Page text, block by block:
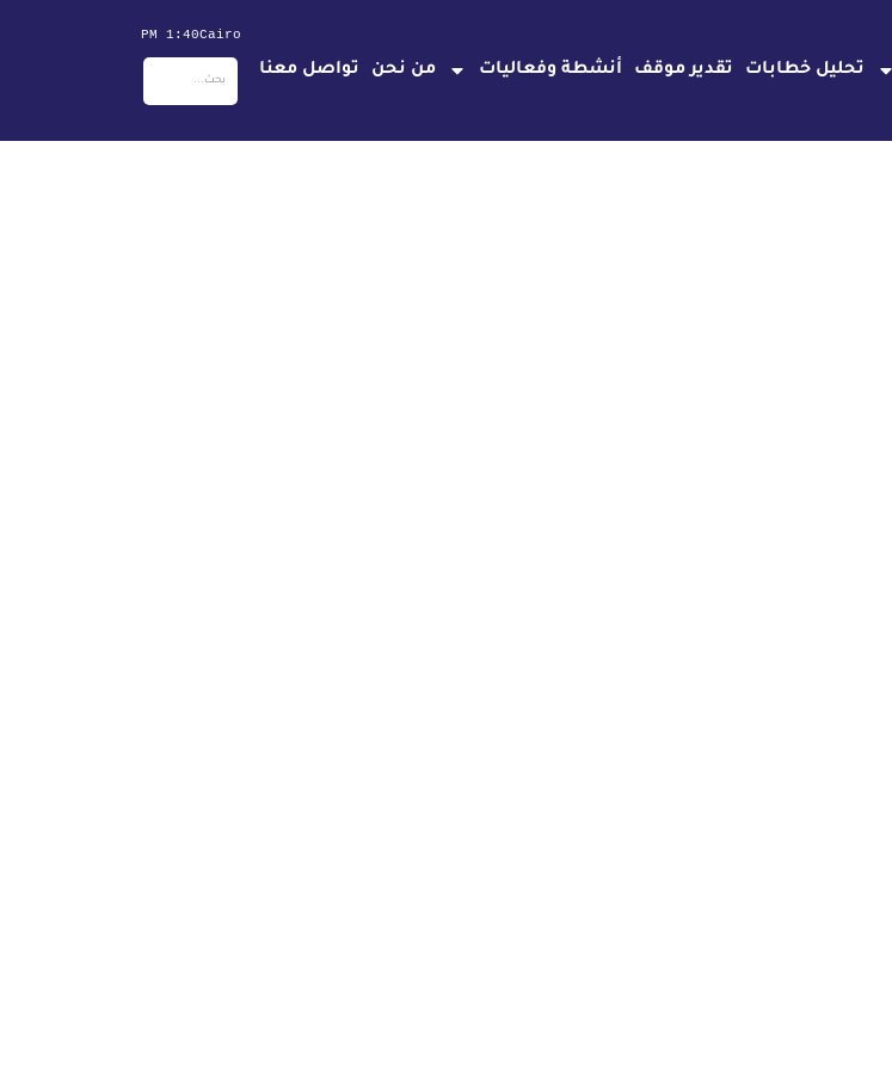
تحليل خطابات تقدير موقف أنشطة وفعاليات من نحن تواصل معنا
Cairo
1:40 PM